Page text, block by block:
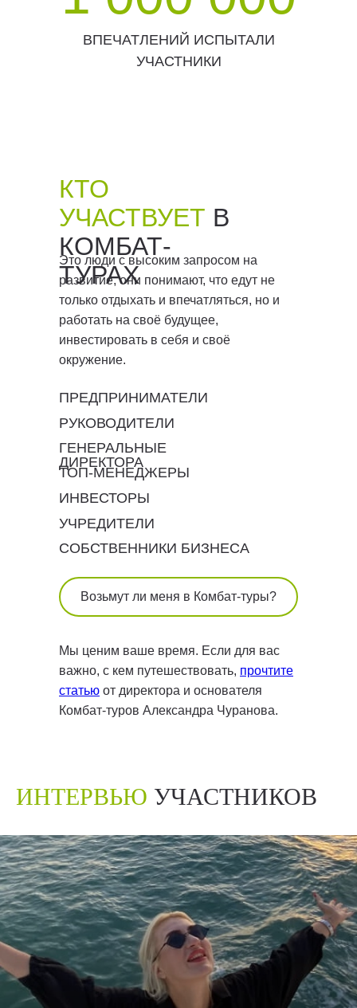
ВПЕЧАТЛЕНИЙ ИСПЫТАЛИ
УЧАСТНИКИ
КТО
УЧАСТВУЕТ В
КОМБАТ-
ТУРАХ
Это люди с высоким запросом на
развитие, они понимают, что едут не
только отдыхать и впечатляться, но и
работать на своё будущее,
инвестировать в себя и своё
окружение.
Мы ценим ваше время. Если для вас
важно, с кем путешествовать, прочтите
статью от директора и основателя
Комбат-туров Александра Чуранова.
Возьмут ли меня в Комбат-туры?
ПРЕДПРИНИМАТЕЛИ
ГЕНЕРАЛЬНЫЕ
ДИРЕКТОРА
РУКОВОДИТЕЛИ
ТОП-МЕНЕДЖЕРЫ
ИНВЕСТОРЫ
СОБСТВЕННИКИ БИЗНЕСА
УЧРЕДИТЕЛИ
ИНТЕРВЬЮ УЧАСТНИКОВ